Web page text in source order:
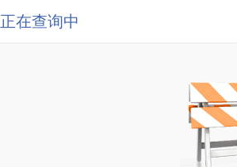
正在查询中